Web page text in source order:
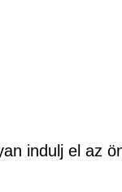
indulj el az